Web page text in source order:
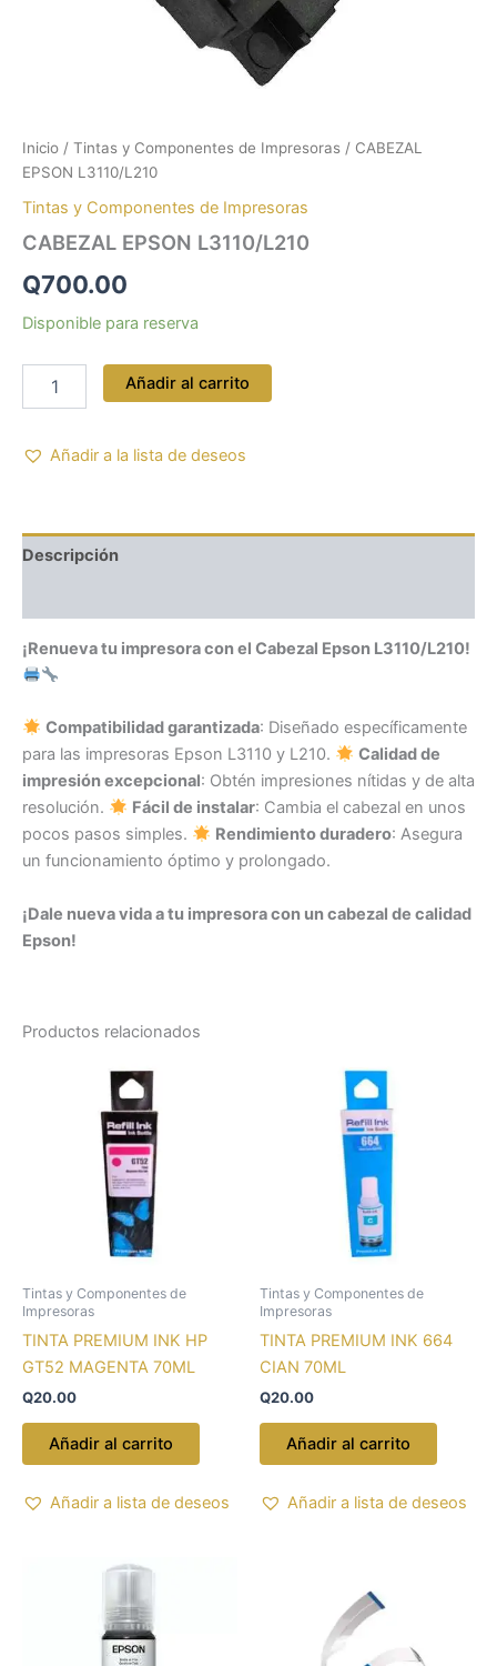
Inicio / Tintas y Componentes de Impresoras / CABEZAL
EPSON L3110/L210
Tintas y Componentes de Impresoras
CABEZAL EPSON L3110/L210
Q700.00
Disponible para reserva
Añadir al carrito
Añadir a la lista de deseos
Descripción
¡Renueva tu impresora con el Cabezal Epson L3110/L210!
Compatibilidad garantizada: Diseñado específicamente
para las impresoras Epson L3110 y L210.
Calidad de
impresión excepcional: Obtén impresiones nítidas y de alta
resolución.
Fácil de instalar: Cambia el cabezal en unos
pocos pasos simples.
Rendimiento duradero: Asegura
un funcionamiento óptimo y prolongado.
¡Dale nueva vida a tu impresora con un cabezal de calidad
Epson!
Productos relacionados
Tintas y Componentes de
Impresoras
TINTA PREMIUM INK HP
GT52 MAGENTA 70ML
Q20.00
Añadir al carrito
Añadir a lista de deseos
Tintas y Componentes de
Impresoras
TINTA PREMIUM INK 664
CIAN 70ML
Q20.00
Añadir al carrito
Añadir a lista de deseos